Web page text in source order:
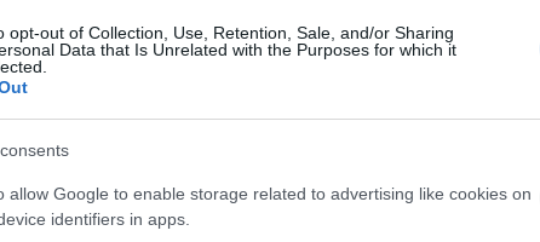
opt-out of Collection, Use, Retention, Sale, and/or Sharing
Data that Is Unrelated with the Purposes for which it
allow Google to enable storage related to advertising like cookies on
identifiers in apps.
ebben
nagyon
nagyon meghökkentőnek
hagyná ki a nap első étkezéséből